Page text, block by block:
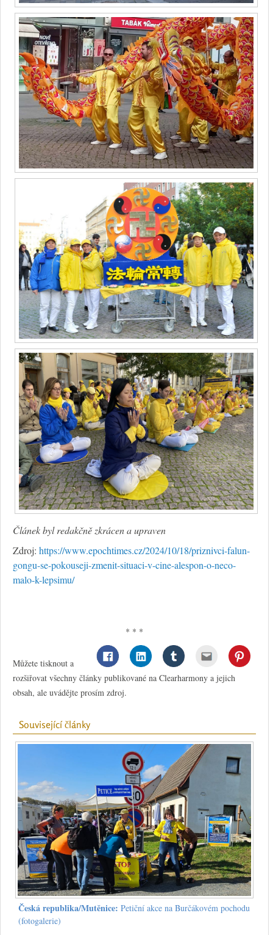
Článek byl redakčně zkrácen a upraven
Zdroj: https://www.epochtimes.cz/2024/10/18/priznivci-falun-
gongu-se-pokouseji-zmenit-situaci-v-cine-alespon-o-neco-
malo-k-lepsimu/
* * *
Můžete tisknout a
rozšiřovat všechny články publikované na Clearharmony a jejich
obsah, ale uvádějte prosím zdroj.
Související články
Česká republika/Mutěnice: Petiční akce na Burčákovém pochodu
(fotogalerie)